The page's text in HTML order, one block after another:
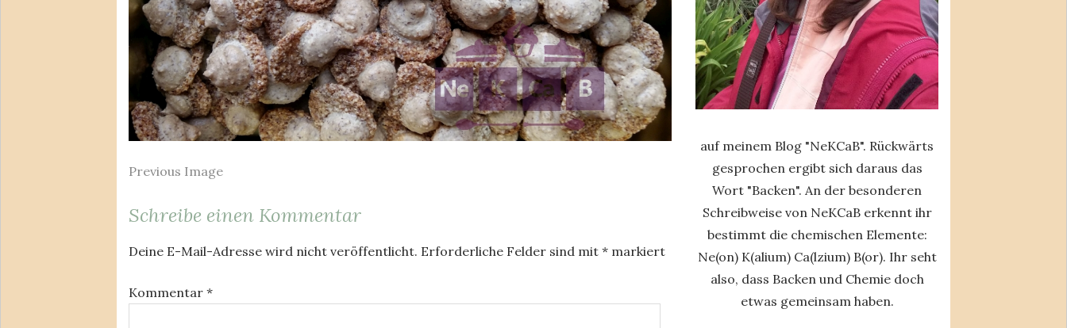
Previous Image
Schreibe einen Kommentar
Deine E-Mail-Adresse wird nicht veröffentlicht. Erforderliche Felder sind mit * markiert
Kommentar *
auf meinem Blog "NeKCaB". Rückwärts
gesprochen ergibt sich daraus das
Wort "Backen". An der besonderen
Schreibweise von NeKCaB erkennt ihr
bestimmt die chemischen Elemente:
Ne(on) K(alium) Ca(lzium) B(or). Ihr seht
also, dass Backen und Chemie doch
etwas gemeinsam haben.